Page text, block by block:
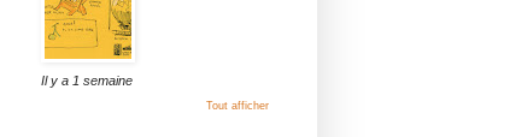
Il y a 1 semaine
Tout afficher